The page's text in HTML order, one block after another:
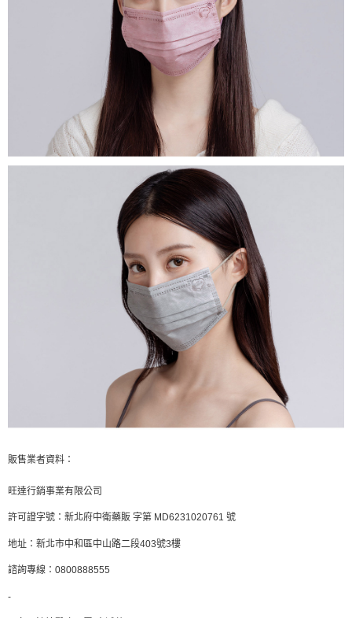
販售業者資料：
旺達行銷事業有限公司
許可證字號：新北府中衛藥販 字第 MD6231020761 號
地址：新北市中和區中山路二段403號3樓
諮詢專線：0800888555
-